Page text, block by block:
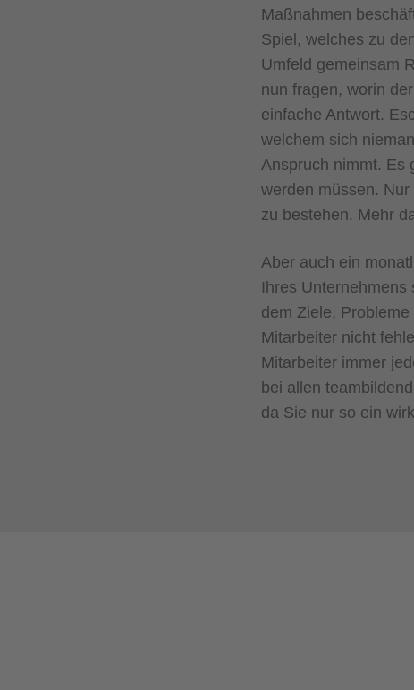
Maßnahmen
Spiel, welches zu
Umfeld gemeinsam
nun fragen, worin
einfache Antwort.
welchem sich
Anspruch nimmt. Es
werden müssen.
zu bestehen. Mehr
Aber auch ein
Ihres
dem Ziele,
Mitarbeiter nicht
Mitarbeiter immer
bei allen
da Sie nur so ein